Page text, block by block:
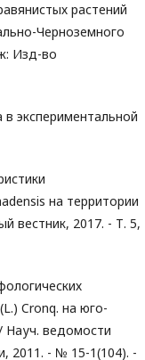
растений
Черноземного
Изд-во
в экспериментальной
на территории
вестник, 2017. - Т. 5,
Cronq. на юго-
Науч. ведомости
2011. - № 15-1(104). -